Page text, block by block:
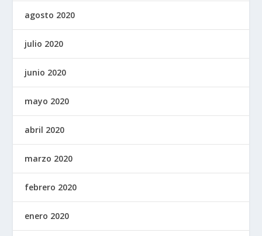
agosto 2020
julio 2020
junio 2020
mayo 2020
abril 2020
marzo 2020
febrero 2020
enero 2020